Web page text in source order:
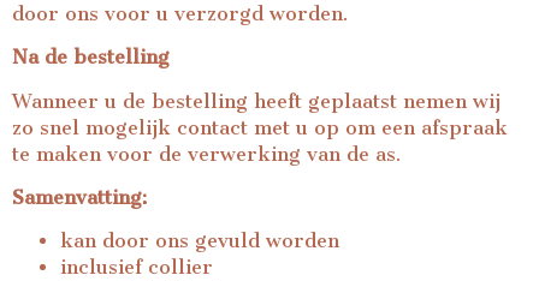
door ons voor u verzorgd worden.
Na de bestelling
Wanneer u de bestelling heeft geplaatst nemen wij
zo snel mogelijk contact met u op om een afspraak
te maken voor de verwerking van de as.
Samenvatting:
kan door ons gevuld worden
inclusief collier